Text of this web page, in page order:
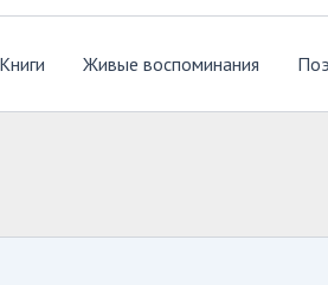
Книги Живые воспоминания